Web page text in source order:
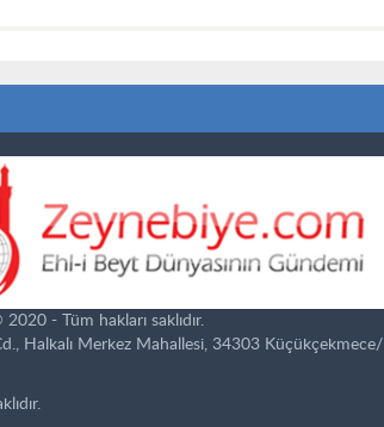
- Tüm hakları saklıdır.
Halkalı Merkez Mahallesi, 34303 Küçükçekmece/